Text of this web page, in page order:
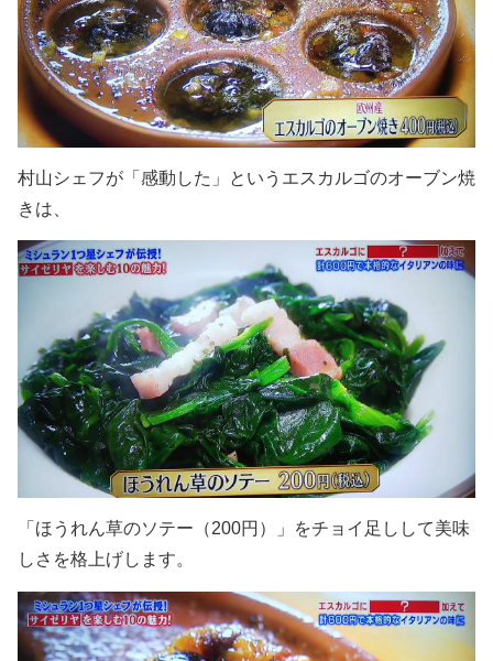
村山シェフが「感動した」というエスカルゴのオーブン焼
きは、
「ほうれん草のソテー（200円）」をチョイ足しして美味
しさを格上げします。